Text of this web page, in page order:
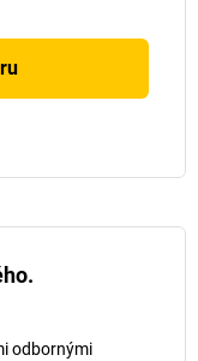
odbornými